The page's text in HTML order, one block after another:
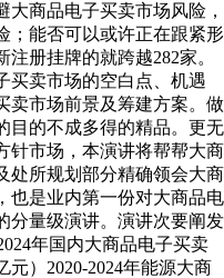
商品电子买卖市场风险，
；能否可以或许正在跟紧形
册挂牌的就跨越282家。
买卖市场的空白点、机遇
卖市场前景及筹建方案。做
目的不成多得的精品。更无
针市场，本演讲将帮帮大商
处所规划部分精确领会大商
也是业内第一份对大商品电
分量级演讲。演讲次要阐发
年国内大商品电子买卖
）2020-2024年能源大商